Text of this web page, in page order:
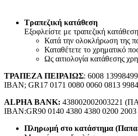
MP3 & MP4
Φορητά ηχεία
Αξεσουάρ Εικόνας &
CD/DVD Δίσκοι
Ακουστικά
Μικρόφωνα
Βάσεις TV &
2.50mm²-
Scart
HDMI
Τραπεζική κατάθεση
Εξοφλείστε με τραπεζική
Κατά την ολοκλήρωση της
Καταθέτετε το χρηματικό
Ως αιτιολογία κατάθεσης
ΤΡΑΠΕΖΑ ΠΕΙΡΑΙΩΣ: 6008
IBAN; GR17 0171 0080 0060 0813
ALPHA BANK: 438002002003221
IBAN:GR90 0140 4380 4380 0200 2003
Πληρωμή στο κατάστημα